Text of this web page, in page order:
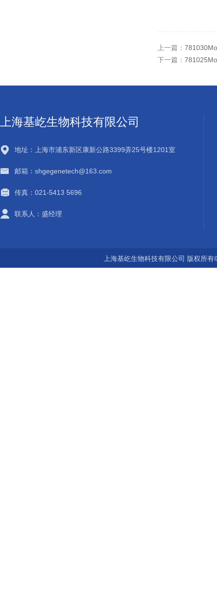
上一篇：
下一篇：
上海基屹生物科技有限公司
地址：上海市浦东新区康新公路3399弄25号楼1201室
邮箱：shgegenetech@163.com
传真：021-5413 5696
联系人：盛经理
上海基屹生物科技有限公司 版权所